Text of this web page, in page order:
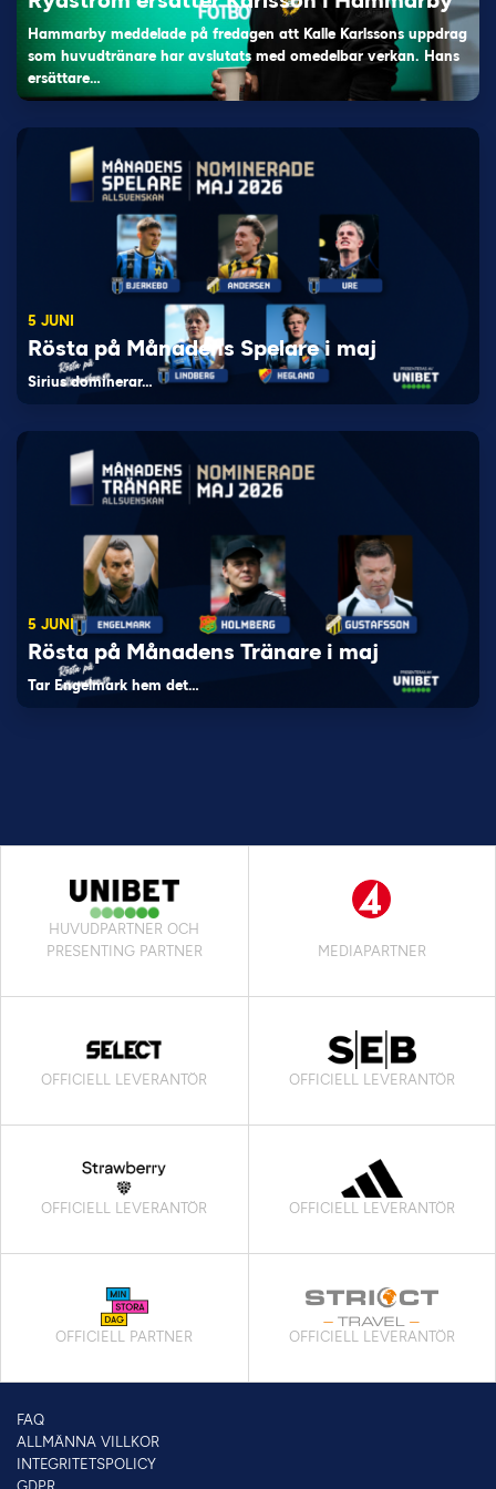
Hammarby meddelade på fredagen att Kalle Karlssons uppdrag
som huvudtränare har avslutats med omedelbar verkan. Hans
ersättare…
5 JUNI
Rösta på Månadens Spelare i maj
Sirius dominerar…
5 JUNI
Rösta på Månadens Tränare i maj
Tar Engelmark hem det…
HUVUDPARTNER OCH
PRESENTING PARTNER
MEDIAPARTNER
OFFICIELL LEVERANTÖR OFFICIELL LEVERANTÖR
OFFICIELL LEVERANTÖR OFFICIELL LEVERANTÖR
OFFICIELL PARTNER OFFICIELL LEVERANTÖR
FAQ
ALLMÄNNA VILLKOR
INTEGRITETSPOLICY